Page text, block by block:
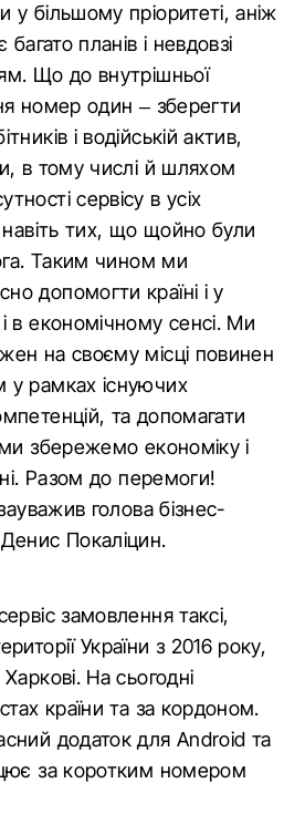
більшому пріоритеті, аніж
планів і невдовзі
Що до внутрішньої
номер один – зберегти
і водійській актив,
в тому числі й шляхом
сервісу в усіх
навіть тих, що щойно були
Таким чином ми
допомогти країні і у
в економічному сенсі. Ми
на своєму місці повинен
рамках існуючих
та допомагати
збережемо економіку і
Разом до перемоги!
голова бізнес-
Покаліцин.
замовлення таксі,
України з 2016 року,
На сьогодні
країни та за кордоном.
додаток для Android та
за коротким номером